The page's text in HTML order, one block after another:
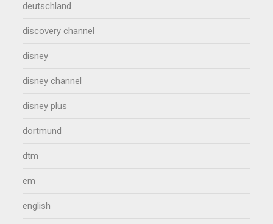
deutschland
discovery channel
disney
disney channel
disney plus
dortmund
dtm
em
english